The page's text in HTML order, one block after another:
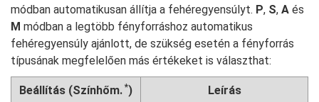
módban automatikusan állítja a fehéregyensúlyt. P, S, A és
M módban a legtöbb fényforráshoz automatikus
fehéregyensúly ajánlott, de szükség esetén a fényforrás
típusának megfelelően más értékeket is választhat:
Beállítás (Színhőm. *) Leírás